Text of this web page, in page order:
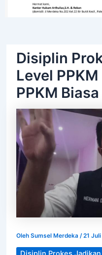
Disiplin
Level
PPKM Biasa
Oleh Sumsel Merdeka /21 Juli